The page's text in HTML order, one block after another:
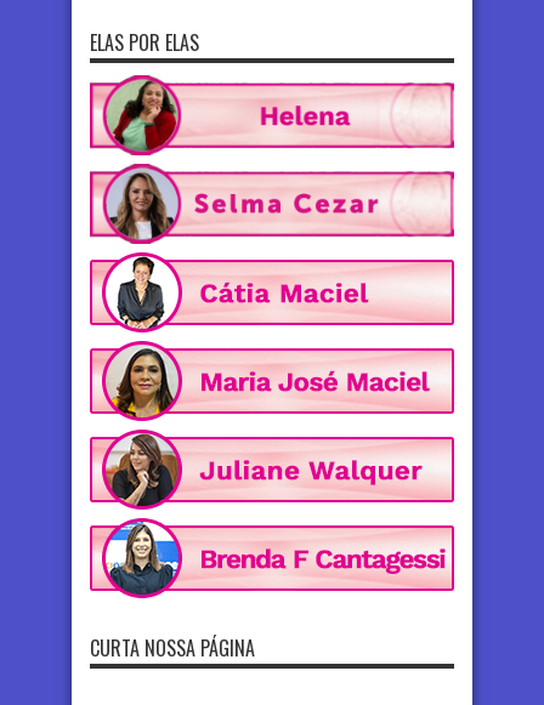
ELAS POR ELAS
CURTA NOSSA PÁGINA